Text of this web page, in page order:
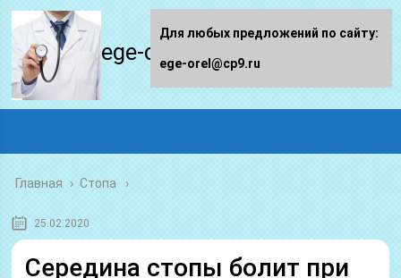
ege-orel.ru
Главная › Стопа
25.02.2020
Середина стопы болит при
Для любых предложений по сайту:
ege-orel@cp9.ru